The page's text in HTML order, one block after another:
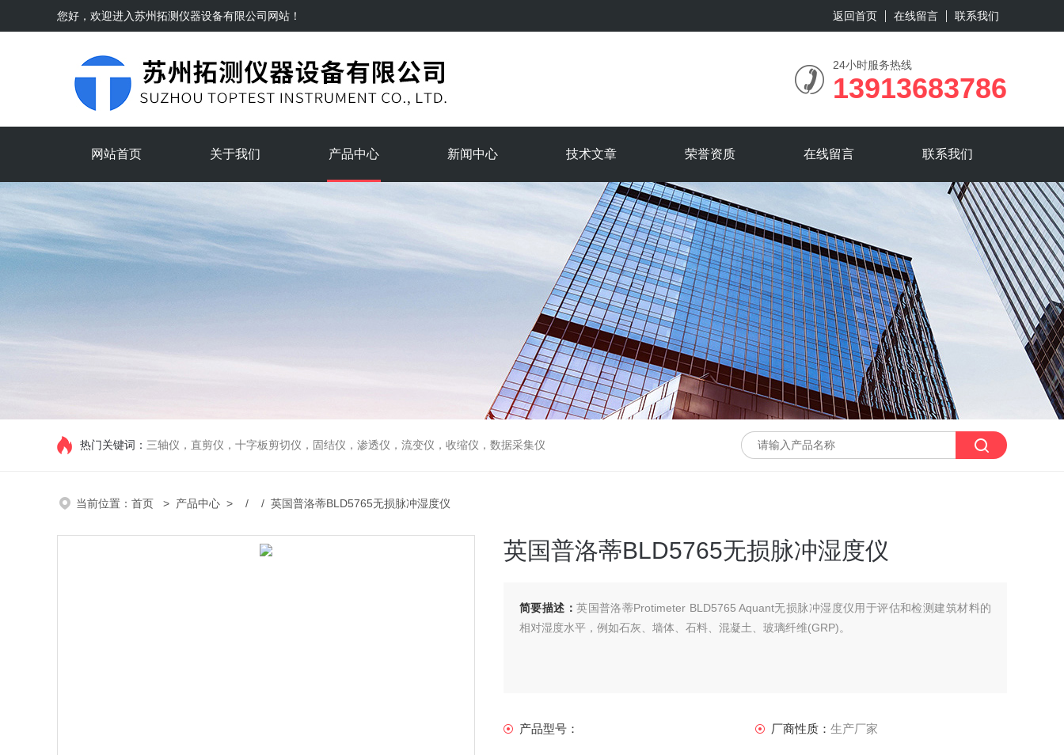
您好，欢迎进入苏州拓测仪器设备有限公司 网站！ 返回首页 在线留言 联系我们
24小时服务热线
13913683786
网站首页 关于我们 产品中心 新闻中心 技术文章 荣誉资质 在线留言 联系我们
热门关键词： 三轴仪，直剪仪，十字板剪切仪，固结仪，渗透仪，流变仪，收缩仪，数据采集仪
当前位置： 首页 > 产品中心 > / / 英国普洛蒂BLD5765无损脉冲湿度仪
英国普洛蒂BLD5765无损脉冲湿度仪
简要描述：英国普洛蒂Protimeter BLD5765 Aquant无损脉冲湿度仪用于评估和检测建筑材料的
相对湿度水平，例如石灰、墙体、石料、混凝土、玻璃纤维(GRP)。
产品型号： 厂商性质： 生产厂家